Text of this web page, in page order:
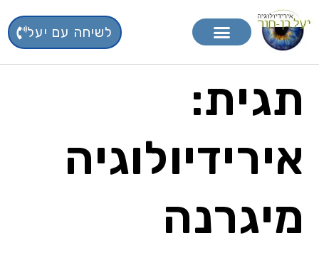
לשיחה עם יעל
תגית:
אירידיולוגיה
מיגרנה